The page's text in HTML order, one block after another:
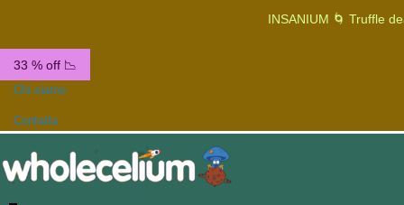
INSANIUM 🌀 Truffle
33 % off 📉
Chi siamo
Contatta